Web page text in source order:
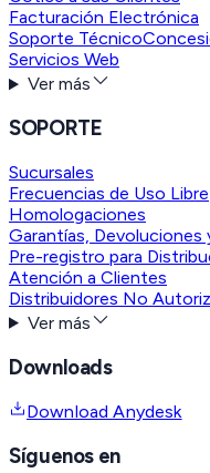
Facturación Electrónica
Soporte Técnico
Servicios Web
Ver más
SOPORTE
Sucursales
Frecuencias de Uso Libre
Homologaciones
Garantías, Devoluciones
Pre-registro para
Atención a Clientes
Distribuidores No
Ver más
Downloads
Download Anydesk
Síguenos en